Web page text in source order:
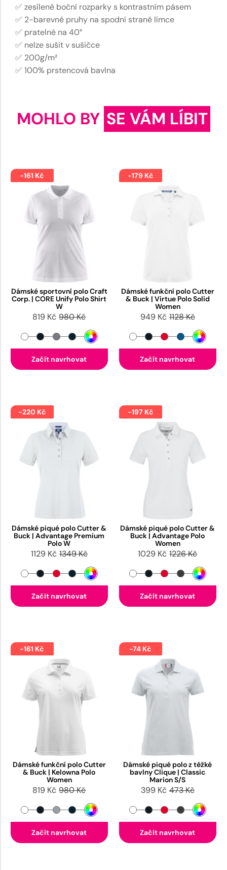
✅ zesílené boční rozparky s kontrastním pásem
✅ 2-barevné pruhy na spodní straně límce
✅ pratelné na 40°
✅ nelze sušit v sušičce
✅ 200g/m²
✅ 100% prstencová bavlna
MOHLO BY SE VÁM LÍBIT
-161 Kč
Dámské sportovní polo Craft
Corp. | CORE Unify Polo Shirt
W
819 Kč 980 Kč
Začít navrhovat
-179 Kč
Dámské funkční polo Cutter
& Buck | Virtue Polo Solid
Women
949 Kč 1128 Kč
Začít navrhovat
-220 Kč
Dámské piqué polo Cutter &
Buck | Advantage Premium
Polo W
1129 Kč 1349 Kč
Začít navrhovat
-197 Kč
Dámské piqué polo Cutter &
Buck | Advantage Polo
Women
1029 Kč 1226 Kč
Začít navrhovat
-161 Kč
Dámské funkční polo Cutter
& Buck | Kelowna Polo
Women
819 Kč 980 Kč
Začít navrhovat
-74 Kč
Dámské piqué polo z těžké
bavlny Clique | Classic
Marion S/S
399 Kč 473 Kč
Začít navrhovat